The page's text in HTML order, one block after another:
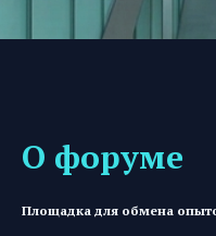
О форуме
Площадка для обмена